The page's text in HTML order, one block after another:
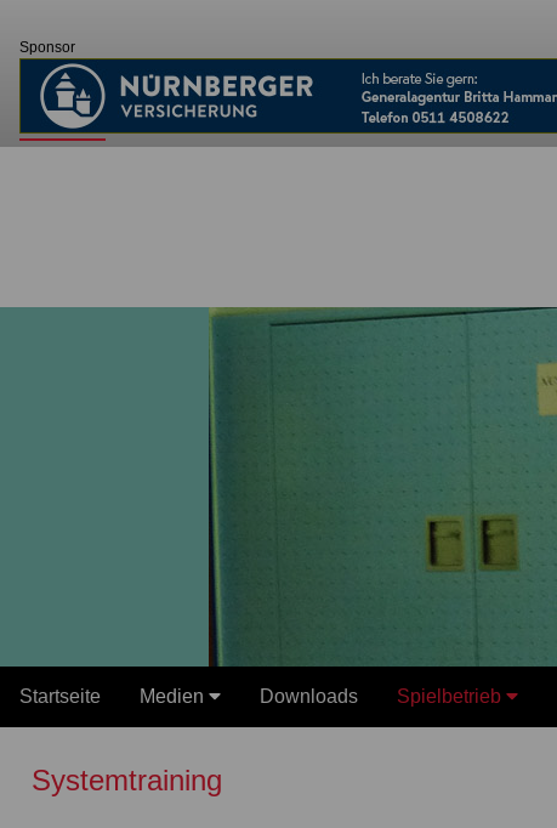
Sponsor
Startseite Medien Downloads Spielbetrieb
Systemtraining